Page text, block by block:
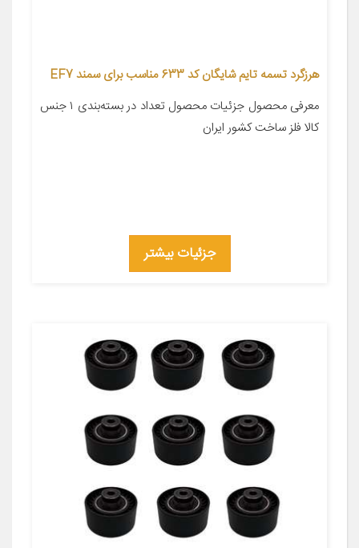
هرزگرد تسمه تایم شایگان کد 633 مناسب برای سمند EF7
معرفی محصول جزئیات محصول تعداد در بسته‌بندی ۱ جنس
کالا فلز ساخت کشور ایران
جزئیات بیشتر